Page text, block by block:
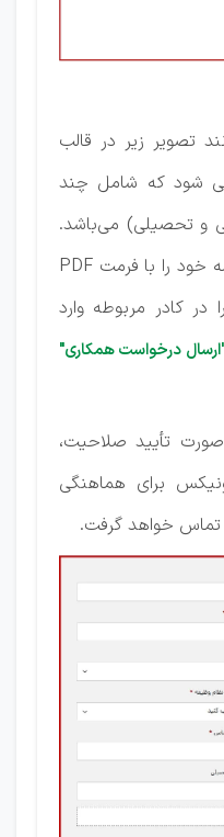
تصویر زیر در قالب
شود که شامل چند
و تحصیلی) می‌باشد.
پس از تکمیل این موارد، رزومه خود را با فرمت PDF
در کادر مربوطه وارد
درخواست همکاری"
تأیید صلاحیت،
برای هماهنگی
تماس خواهد گرفت.